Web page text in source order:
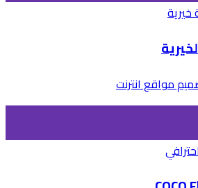
مواقع انترنت